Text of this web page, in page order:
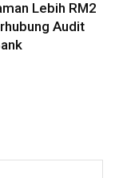
Lebih RM2
Audit